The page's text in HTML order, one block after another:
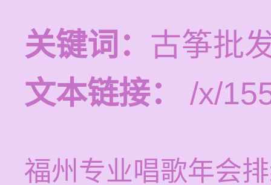
关键词： 古筝批
文本链接：
/x/
福州专业唱歌年会